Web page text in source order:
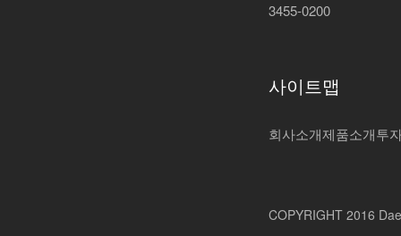
3455-0200
사이트맵
회사소개제품소개투
COPYRIGHT 2016